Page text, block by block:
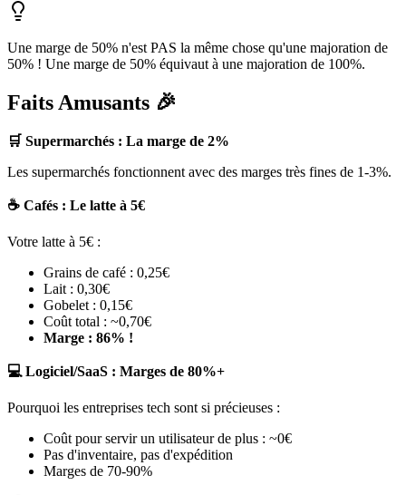
Une marge de 50% n'est PAS la même chose qu'une majoration de
50% ! Une marge de 50% équivaut à une majoration de 100%.
Faits Amusants 🎉
🛒 Supermarchés : La marge de 2%
Les supermarchés fonctionnent avec des marges très fines de 1-3%.
☕ Cafés : Le latte à 5€
Votre latte à 5€ :
Grains de café : 0,25€
Lait : 0,30€
Gobelet : 0,15€
Coût total : ~0,70€
Marge : 86% !
💻 Logiciel/SaaS : Marges de 80%+
Pourquoi les entreprises tech sont si précieuses :
Coût pour servir un utilisateur de plus : ~0€
Pas d'inventaire, pas d'expédition
Marges de 70-90%